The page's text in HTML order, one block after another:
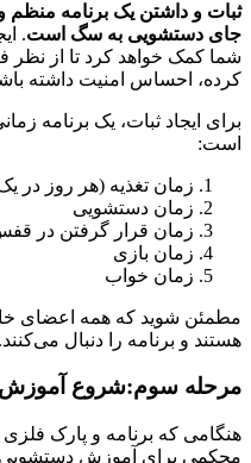
ثبات و داشتن یک برنامه منظم
جای دستشویی به سگ است.
شما کمک خواهد کرد تا از نظر
کرده، احساس امنیت داشته
برای ایجاد ثبات، یک برنامه
است:
زمان تغذیه (هر روز در
زمان دستشویی
زمان قرار گرفتن در
زمان بازی
زمان خواب
مطمئن شوید که همه اعضای
هستند و برنامه را دنبال می‌کنند.
مرحله سوم:شروع آموزش
هنگامی که برنامه و پارک فلزی
محکمی برای آموزش دستشویی